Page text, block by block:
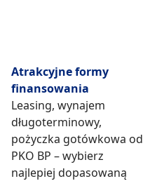
Atrakcyjne formy
finansowania
Leasing, wynajem
długoterminowy,
pożyczka gotówkowa od
PKO BP – wybierz
najlepiej dopasowaną